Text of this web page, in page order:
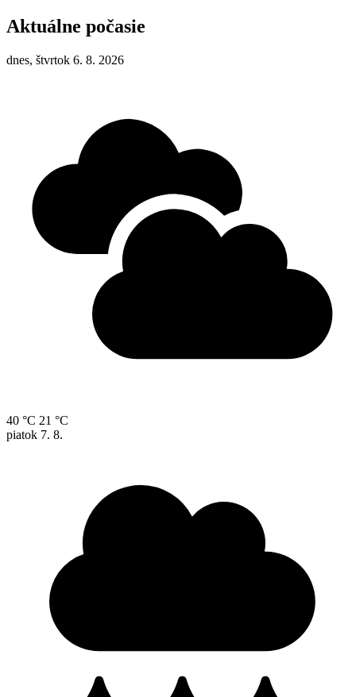
Aktuálne počasie
dnes, štvrtok 6. 8. 2026
40 °C 21 °C
piatok 7. 8.